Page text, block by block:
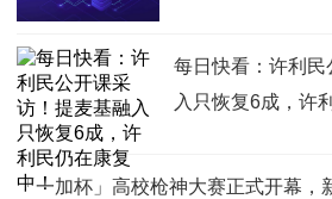
每日快看：许利
入只恢复6成，许
「一加杯」高校枪神大赛正式开幕，